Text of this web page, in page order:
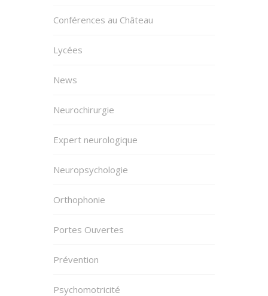
Conférences au Château
Lycées
News
Neurochirurgie
Expert neurologique
Neuropsychologie
Orthophonie
Portes Ouvertes
Prévention
Psychomotricité